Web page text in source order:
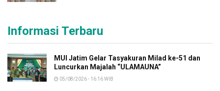
Informasi Terbaru
MUI Jatim Gelar Tasyakuran Milad ke-51 dan
Luncurkan Majalah “ULAMAUNA”
05/08/2026 - 16:16 WIB